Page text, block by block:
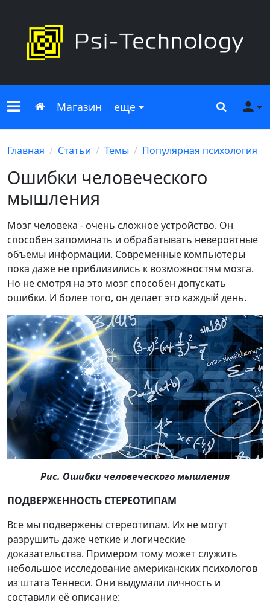
Меню сайта
Главная
Магазин еще Поиск
Главная Статьи Темы Популярная психология
Ошибки человеческого
мышления
Мозг человека - очень сложное устройство. Он
способен запоминать и обрабатывать невероятные
объемы информации. Современные компьютеры
пока даже не приблизились к возможностям мозга.
Но не смотря на это мозг способен допускать
ошибки. И более того, он делает это каждый день.
Рис. Ошибки человеческого мышления
ПОДВЕРЖЕННОСТЬ СТЕРЕОТИПАМ
Все мы подвержены стереотипам. Их не могут
разрушить даже чёткие и логические
доказательства. Примером тому может служить
небольшое исследование американских психологов
из штата Теннеси. Они выдумали личность и
составили её описание: